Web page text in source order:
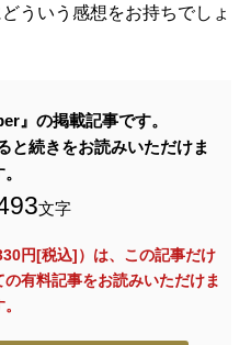
ういう感想をお持ちでしょ
』の掲載記事です。
と続きをお読みいただけま
文字
円[税込]）は、この記事だけ
有料記事をお読みいただけま